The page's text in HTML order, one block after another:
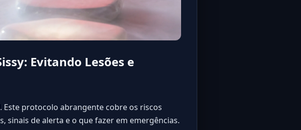
Evitando Lesões e
Este protocolo abrangente cobre os riscos
sinais de alerta e o que fazer em emergências.